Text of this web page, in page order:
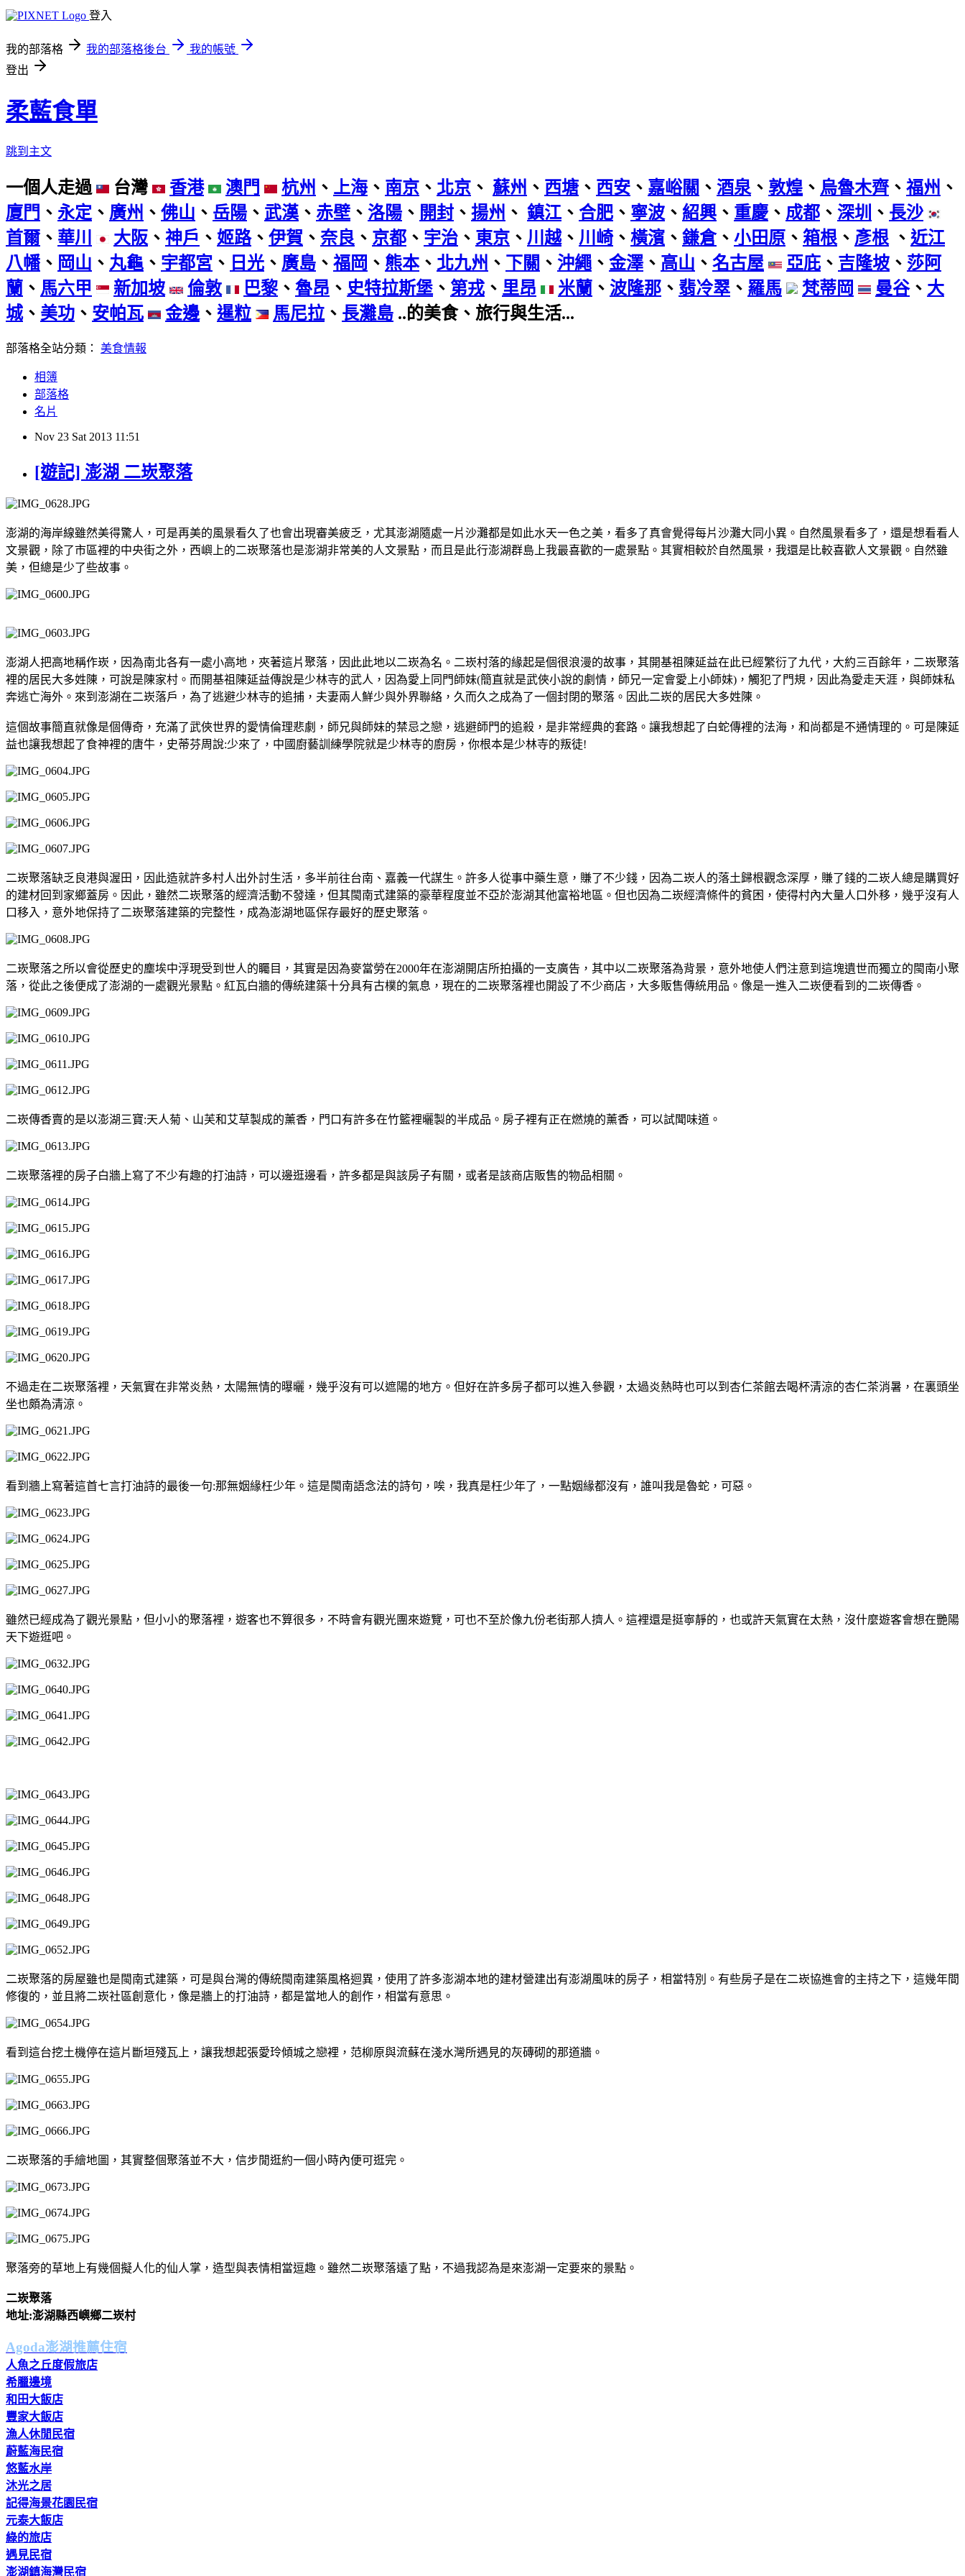
登入
我的部落格 我的部落格後台
我的帳號
登出
柔藍食單
跳到主文
一個人走過 台灣 香港 澳門 杭州 、 上海、 南京 、 北京 、 蘇州 、 西塘 、 西安 、 嘉峪關 、 酒泉 、 敦煌 、 烏魯木齊、 福州 、
廈門 、 永定 、 廣州 、 佛山 、 岳陽 、 武漢 、 赤壁 、 洛陽 、 開封 、 揚州 、 鎮江 、 合肥 、 寧波 、 紹興 、 重慶、 成都 、 深圳 、 長沙
首爾、 華川 大阪 、 神戶 、 姬路、 伊賀 、 奈良 、 京都 、 宇治 、 東京 、 川越 、 川崎 、 橫濱 、 鎌倉、 小田原 、 箱根 、 彥根 、 近江
八幡 、 岡山 、 丸龜 、 宇都宮 、 日光 、 廣島 、 福岡 、 熊本、 北九州 、 下關 、 沖繩 、 金澤 、 高山 、 名古屋 亞庇 、 吉隆坡 、 莎阿
蘭 、 馬六甲 新加坡 倫敦 巴黎、 魯昂 、 史特拉斯堡 、 第戎 、 里昂 米蘭 、 波隆那 、 翡冷翠 、 羅馬 梵蒂岡 曼谷、 大
城、 美功 、 安帕瓦 金邊 、 暹粒 馬尼拉 、 長灘島 ..的美食、旅行與生活...
部落格全站分類： 美食情報
相簿
部落格
名片
Nov 23 Sat 2013 11:51
[遊記] 澎湖 二崁聚落
澎湖的海岸線雖然美得驚人，可是再美的風景看久了也會出現審美疲乏，尤其澎湖隨處一片沙灘都是如此水天一色之美，看多了真會覺得每片沙灘大同小異。自然風景看多了，還是想看看人
文景觀，除了市區裡的中央街之外，西嶼上的二崁聚落也是澎湖非常美的人文景點，而且是此行澎湖群島上我最喜歡的一處景點。其實相較於自然風景，我還是比較喜歡人文景觀。自然雖
美，但總是少了些故事。
澎湖人把高地稱作崁，因為南北各有一處小高地，夾著這片聚落，因此此地以二崁為名。二崁村落的緣起是個很浪漫的故事，其開基祖陳延益在此已經繁衍了九代，大約三百餘年，二崁聚落
裡的居民大多姓陳，可說是陳家村。而開基祖陳延益傳說是少林寺的武人，因為愛上同門師妹(簡直就是武俠小說的劇情，師兄一定會愛上小師妹)，觸犯了門規，因此為愛走天涯，與師妹私
奔逃亡海外。來到澎湖在二崁落戶，為了逃避少林寺的追捕，夫妻兩人鮮少與外界聯絡，久而久之成為了一個封閉的聚落。因此二崁的居民大多姓陳。
這個故事簡直就像是個傳奇，充滿了武俠世界的愛情倫理悲劇，師兄與師妹的禁忌之戀，逃避師門的追殺，是非常經典的套路。讓我想起了白蛇傳裡的法海，和尚都是不通情理的。可是陳延
益也讓我想起了食神裡的唐牛，史蒂芬周說:少來了，中國廚藝訓練學院就是少林寺的廚房，你根本是少林寺的叛徒!
二崁聚落缺乏良港與渥田，因此造就許多村人出外討生活，多半前往台南、嘉義一代謀生。許多人從事中藥生意，賺了不少錢，因為二崁人的落土歸根觀念深厚，賺了錢的二崁人總是購買好
的建材回到家鄉蓋房。因此，雖然二崁聚落的經濟活動不發達，但其閩南式建築的豪華程度並不亞於澎湖其他富裕地區。但也因為二崁經濟條件的貧困，使得村內大量人口外移，幾乎沒有人
口移入，意外地保持了二崁聚落建築的完整性，成為澎湖地區保存最好的歷史聚落。
二崁聚落之所以會從歷史的塵埃中浮現受到世人的矚目，其實是因為麥當勞在2000年在澎湖開店所拍攝的一支廣告，其中以二崁聚落為背景，意外地使人們注意到這塊遺世而獨立的閩南小聚
落，從此之後便成了澎湖的一處觀光景點。紅瓦白牆的傳統建築十分具有古樸的氣息，現在的二崁聚落裡也開設了不少商店，大多販售傳統用品。像是一進入二崁便看到的二崁傳香。
二崁傳香賣的是以澎湖三寶:天人菊、山芙和艾草製成的薰香，門口有許多在竹籃裡曬製的半成品。房子裡有正在燃燒的薰香，可以試聞味道。
二崁聚落裡的房子白牆上寫了不少有趣的打油詩，可以邊逛邊看，許多都是與該房子有關，或者是該商店販售的物品相關。
不過走在二崁聚落裡，天氣實在非常炎熱，太陽無情的曝曬，幾乎沒有可以遮陽的地方。但好在許多房子都可以進入參觀，太過炎熱時也可以到杏仁茶館去喝杯清涼的杏仁茶消暑，在裏頭坐
坐也頗為清涼。
看到牆上寫著這首七言打油詩的最後一句:那無姻緣枉少年。這是閩南語念法的詩句，唉，我真是枉少年了，一點姻緣都沒有，誰叫我是魯蛇，可惡。
雖然已經成為了觀光景點，但小小的聚落裡，遊客也不算很多，不時會有觀光團來遊覽，可也不至於像九份老街那人擠人。這裡還是挺寧靜的，也或許天氣實在太熱，沒什麼遊客會想在艷陽
天下遊逛吧。
二崁聚落的房屋雖也是閩南式建築，可是與台灣的傳統閩南建築風格迴異，使用了許多澎湖本地的建材營建出有澎湖風味的房子，相當特別。有些房子是在二崁協進會的主持之下，這幾年間
修復的，並且將二崁社區創意化，像是牆上的打油詩，都是當地人的創作，相當有意思。
看到這台挖土機停在這片斷垣殘瓦上，讓我想起張愛玲傾城之戀裡，范柳原與流蘇在淺水灣所遇見的灰磚砌的那道牆。
二崁聚落的手繪地圖，其實整個聚落並不大，信步閒逛約一個小時內便可逛完。
聚落旁的草地上有幾個擬人化的仙人掌，造型與表情相當逗趣。雖然二崁聚落遠了點，不過我認為是來澎湖一定要來的景點。
二崁聚落
地址:澎湖縣西嶼鄉二崁村
Agoda澎湖推薦住宿
人魚之丘度假旅店
希臘邊境
和田大飯店
豐家大飯店
漁人休閒民宿
蔚藍海民宿
悠藍水岸
沐光之居
記得海景花園民宿
元泰大飯店
綠的旅店
遇見民宿
澎湖鎮海灣民宿